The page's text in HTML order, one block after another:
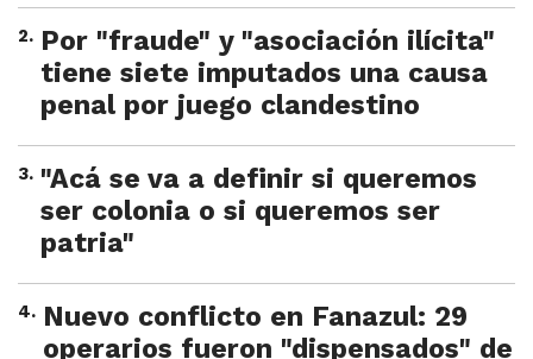
2. Por "fraude" y "asociación ilícita"
tiene siete imputados una causa
penal por juego clandestino
3. "Acá se va a definir si queremos
ser colonia o si queremos ser
patria"
4. Nuevo conflicto en Fanazul: 29
operarios fueron "dispensados" de